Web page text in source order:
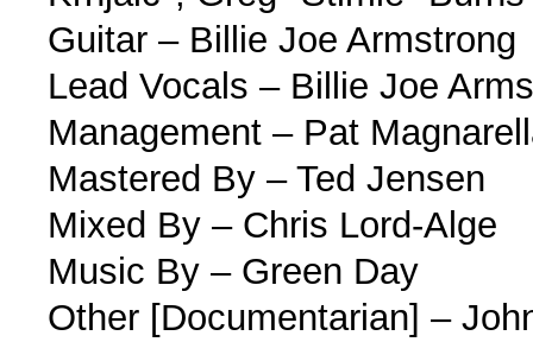
Guitar – Billie Joe Armstrong
Lead Vocals – Billie Joe
Management – Pat
Mastered By – Ted Jensen
Mixed By – Chris Lord-Alge
Music By – Green Day
Other [Documentarian] –